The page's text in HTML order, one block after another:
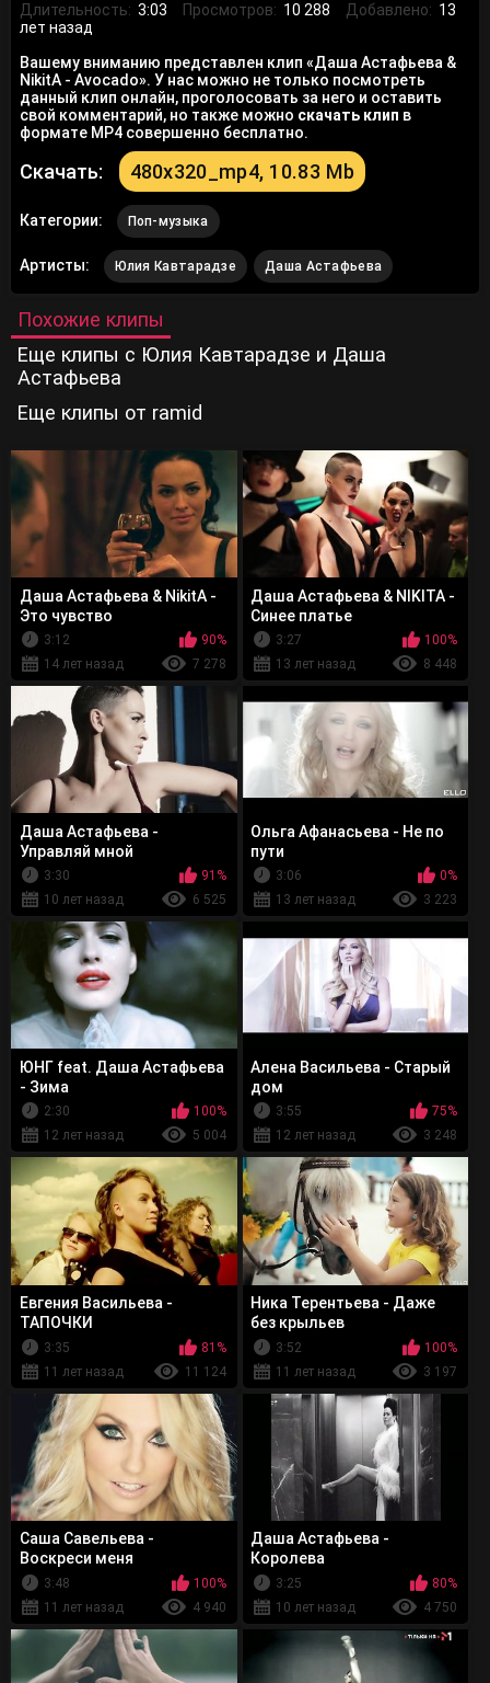
Длительность: 3:03 Просмотров: 10 288 Добавлено: 13
лет назад
Вашему вниманию представлен клип «Даша Астафьева &
NikitA - Avocado». У нас можно не только посмотреть
данный клип онлайн, проголосовать за него и оставить
свой комментарий, но также можно скачать клип в
формате MP4 совершенно бесплатно.
Скачать: 480x320_mp4, 10.83 Mb
Категории: Поп-музыка
Артисты: Юлия Кавтарадзе Даша Астафьева
Похожие клипы
Еще клипы с Юлия Кавтарадзе и Даша
Астафьева
Еще клипы от ramid
Даша Астафьева & NikitA -
Это чувство
3:12
90%
14 лет назад
7 278
Даша Астафьева & NIKITA -
Синее платье
3:27
100%
13 лет назад
8 448
Даша Астафьева -
Управляй мной
3:30
91%
10 лет назад
6 525
Ольга Афанасьева - Не по
пути
3:06
0%
13 лет назад
3 223
ЮНГ feat. Даша Астафьева
- Зима
2:30
100%
12 лет назад
5 004
Алена Васильева - Старый
дом
3:55
75%
12 лет назад
3 248
Евгения Васильева -
ТАПОЧКИ
3:35
81%
11 лет назад
11 124
Ника Терентьева - Даже
без крыльев
3:52
100%
11 лет назад
3 197
Саша Савельева -
Воскреси меня
3:48
100%
11 лет назад
4 940
Даша Астафьева -
Королева
3:25
80%
10 лет назад
4 750